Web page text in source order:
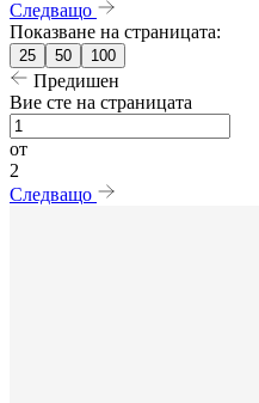
Следващо
Показване на страницата:
25 50 100
Предишен
Вие сте на страницата
от
2
Следващо